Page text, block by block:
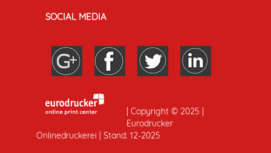
SOCIAL MEDIA
| Copyright © 2025 |
Eurodrucker
Onlinedruckerei | Stand: 12-2025